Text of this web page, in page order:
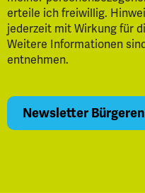
erteile ich freiwillig.
jederzeit mit Wirkung für
Weitere Informationen
entnehmen.